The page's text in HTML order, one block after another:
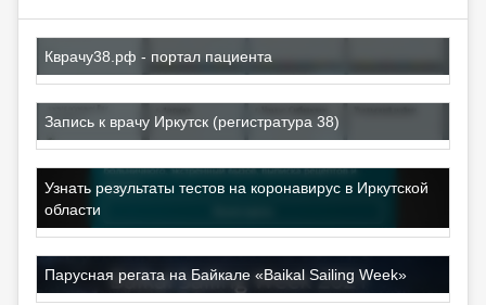
Кврачу38.рф - портал пациента
Запись к врачу Иркутск (регистратура 38)
Узнать результаты тестов на коронавирус в Иркутской
области
Парусная регата на Байкале «Baikal Sailing Week»